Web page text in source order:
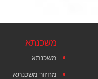
משכנתא
משכנתא
מחזור משכנתא